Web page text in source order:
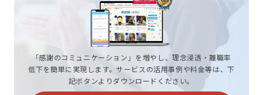
「感謝のコミュニケーション」を増やし、理念浸透・離職率
低下を簡単に実現します。サービスの活用事例や料金等は、下
記ボタンよりダウンロードください。